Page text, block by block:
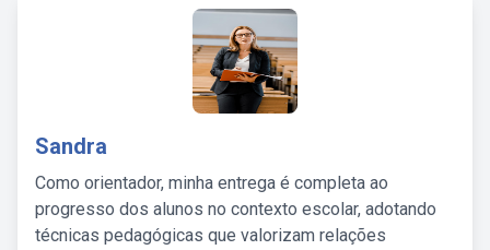
Sandra
Como orientador, minha entrega é completa ao
progresso dos alunos no contexto escolar, adotando
técnicas pedagógicas que valorizam relações